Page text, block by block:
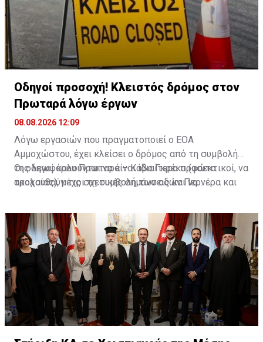
Οδηγοί προσοχή! Κλειστός δρόμος στον
Πρωταρά λόγω έργων
08.08.2026 12:09
Λόγω εργασιών που πραγματοποιεί ο ΕΟΑ
Αμμοχώστου, έχει κλείσει ο δρόμος από τη συμβολή
της λεωφόρου Πρωταρά – Κάβο Γκρέκο (φώτα
τροχαίας), μέχρι τη συμβολή των οδών Περνέρα και
Οι οδηγοί καλούνται να είναι ιδιαίτερα προσεκτικοί, να
ακολουθούν τις σχετικές σημάνσεις και να
αποφυγή ταλαιπωρίας.